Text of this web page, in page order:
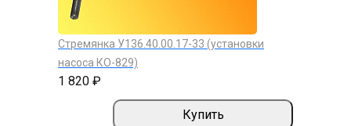
Стремянка У136.40.00.17-33 (установки
насоса КО-829)
1 820 ₽
Купить